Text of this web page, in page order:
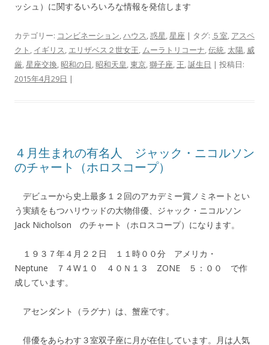
ッシュ）に関するいろいろな情報を発信します
カテゴリー: コンビネーション,ハウス,惑星,星座 | タグ: ５室, アスペ
クト , イギリス, エリザベス２世女王, ムーラトリコーナ,伝統, 太陽, 威
厳,星座交換, 昭和の日, 昭和天皇,東京,獅子座, 王,誕生日 | 投稿日:
2015年4月29日 |
４月生まれの有名人 ジャック・ニコルソン
のチャート（ホロスコープ）
デビューから史上最多１２回のアカデミー賞ノミネートとい
う実績をもつハリウッドの大物俳優、ジャック・ニコルソン
Jack Nicholson のチャート（ホロスコープ）になります。
１９３７年４月２２日 １１時００分 アメリカ・
Neptune ７４W１０ ４０Ｎ１３ ZONE ５：００ で作
成しています。
アセンダント（ラグナ）は、蟹座です。
俳優をあらわす３室双子座に月が在住しています。月は人気